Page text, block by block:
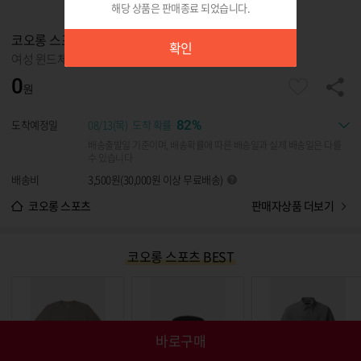
해당 상품은 판매종료 되었습니다.
확인